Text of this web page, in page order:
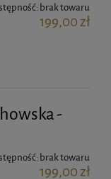
brak towaru
199,00 zł
-
brak towaru
199,00 zł